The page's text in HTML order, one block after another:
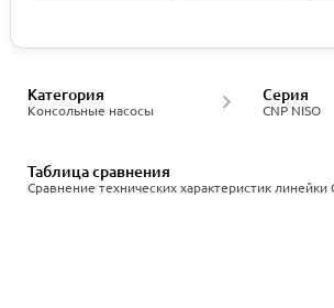
Консольные насосы
Категория
CNP NISO
Серия
Сравнение технических характеристик линейки
Таблица сравнения